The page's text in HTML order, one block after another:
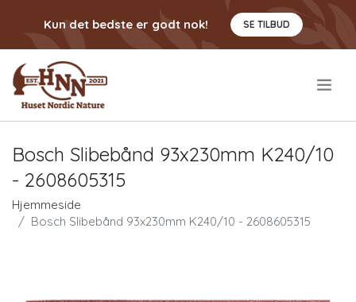
Kun det bedste er godt nok! SE TILBUD
Bosch Slibebånd 93x230mm K240/10
- 2608605315
Hjemmeside
Bosch Slibebånd 93x230mm K240/10 - 2608605315